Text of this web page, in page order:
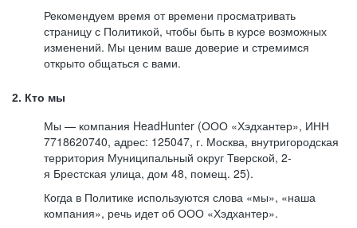
Рекомендуем время от времени просматривать
страницу с Политикой, чтобы быть в курсе возможных
изменений. Мы ценим ваше доверие и стремимся
открыто общаться с вами.
2. Кто мы
Мы — компания HeadHunter (ООО «Хэдхантер», ИНН
7718620740, адрес: 125047, г. Москва, внутригородская
территория Муниципальный округ Тверской, 2-
я Брестская улица, дом 48, помещ. 25).
Когда в Политике используются слова «мы», «наша
компания», речь идет об ООО «Хэдхантер».